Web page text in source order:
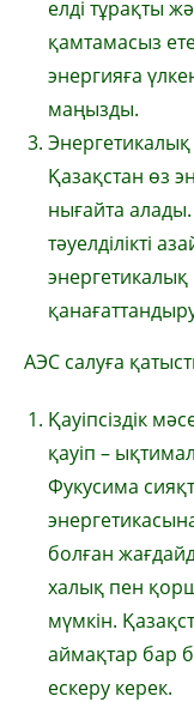
елді тұрақты
қамтамасыз
энергияға
маңызды.
Энергетикалық
Қазақстан өз
нығайта
тәуелділікті
энергетикалық
АЭС салуға
Қауіпсіздік
қауіп –
Фукусима
болған
халық пен
мүмкін.
аймақтар бар
ескеру керек.